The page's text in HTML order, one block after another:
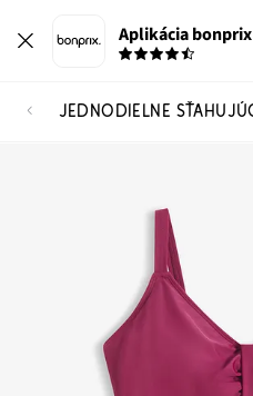
Aplikácia bonprix